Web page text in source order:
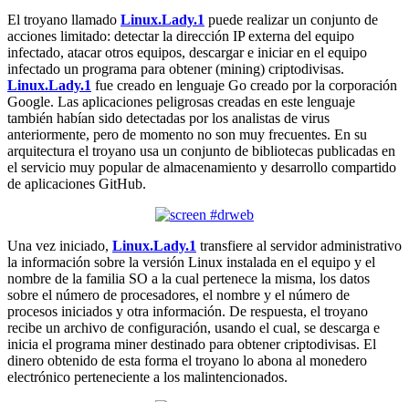
El troyano llamado Linux.Lady.1 puede realizar un conjunto de
acciones limitado: detectar la dirección IP externa del equipo
infectado, atacar otros equipos, descargar e iniciar en el equipo
infectado un programa para obtener (mining) criptodivisas.
Linux.Lady.1 fue creado en lenguaje Go creado por la corporación
Google. Las aplicaciones peligrosas creadas en este lenguaje
también habían sido detectadas por los analistas de virus
anteriormente, pero de momento no son muy frecuentes. En su
arquitectura el troyano usa un conjunto de bibliotecas publicadas en
el servicio muy popular de almacenamiento y desarrollo compartido
de aplicaciones GitHub.
Una vez iniciado, Linux.Lady.1 transfiere al servidor administrativo
la información sobre la versión Linux instalada en el equipo y el
nombre de la familia SO a la cual pertenece la misma, los datos
sobre el número de procesadores, el nombre y el número de
procesos iniciados y otra información. De respuesta, el troyano
recibe un archivo de configuración, usando el cual, se descarga e
inicia el programa miner destinado para obtener criptodivisas. El
dinero obtenido de esta forma el troyano lo abona al monedero
electrónico perteneciente a los malintencionados.